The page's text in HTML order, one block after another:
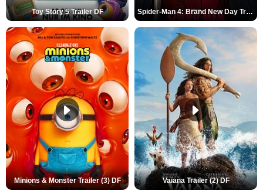
Toy Story 5 Trailer DF Spider-Man 4: Brand New Day Trailer (3) DF
Minions & Monster Trailer (3) DF Vaiana Trailer (2) DF